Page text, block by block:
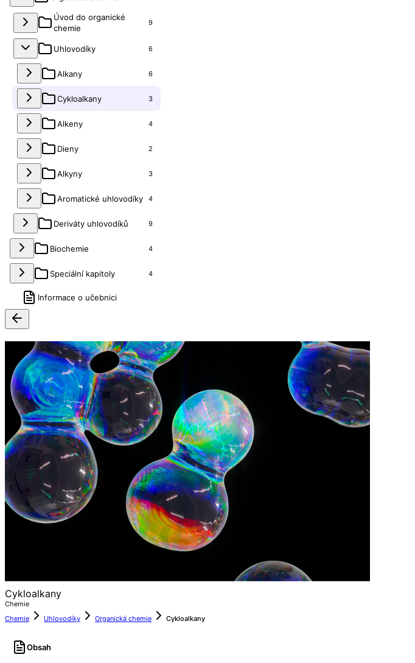
Úvod do organické
chemie
9
Uhlovodíky 6
Alkany 6
Cykloalkany 3
Alkeny 4
Dieny 2
Alkyny 3
Aromatické uhlovodíky 4
Deriváty uhlovodíků 9
Biochemie 4
Speciální kapitoly 4
Informace o učebnici
Cykloalkany
Chemie
Chemie
Uhlovodíky Organická chemie Cykloalkany
Obsah